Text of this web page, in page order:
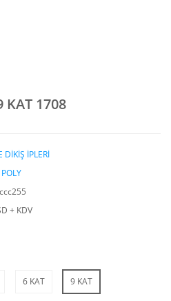
KAT 1708
DİKİŞ İPLERİ
+ KDV
6 KAT 9 KAT